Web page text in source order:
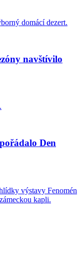
domácí dezert.
navštívilo
Den
výstavy Fenomén
kapli.